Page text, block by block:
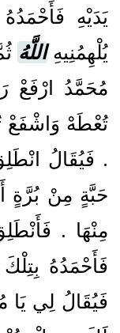
يَدَيْهِ
يُلْهِمُنِيهِاللَّهُ
مُحَمَّدُ
تُعْطَهْ وَاشْفَعْ
‏.‏ فَيُقَالُ
حَبَّةٍ مِنْ بُرَّةٍ
مِنْهَا ‏.‏
فَأَحْمَدُهُ
فَيُقَالُ لِي